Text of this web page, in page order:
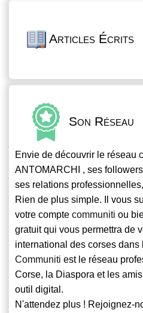
Articles Écrits
Son Réseau
Envie de découvrir le réseau
ANTOMARCHI , ses
ses relations
Rien de plus simple. Il vous
votre compte communiti ou
gratuit qui vous permettra de
international des corses dans
Communiti est le réseau
Corse, la Diaspora et les
outil digital.
N'attendez plus ! Rejoignez-